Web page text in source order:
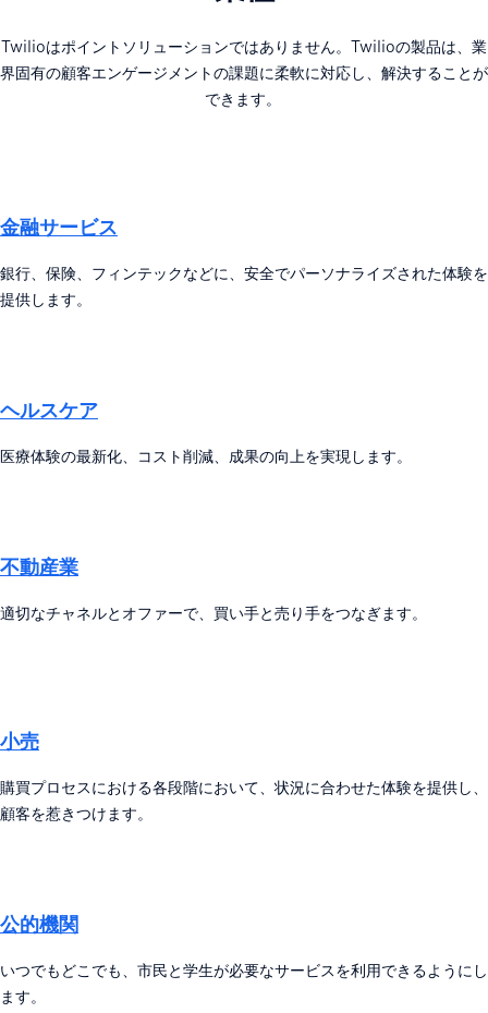
Twilioはポイントソリューションではありません。Twilioの製品は、業
界固有の顧客エンゲージメントの課題に柔軟に対応し、解決することが
できます。
金融サービス
銀行、保険、フィンテックなどに、安全でパーソナライズされた体験を
提供します。
ヘルスケア
医療体験の最新化、コスト削減、成果の向上を実現します。
不動産業
適切なチャネルとオファーで、買い手と売り手をつなぎます。
小売
購買プロセスにおける各段階において、状況に合わせた体験を提供し、
顧客を惹きつけます。
公的機関
いつでもどこでも、市民と学生が必要なサービスを利用できるようにし
ます。